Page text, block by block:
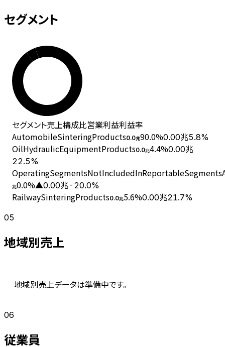
セグメント
セグメント売上構成比営業利益利益率
AutomobileSinteringProducts0.0兆90.0%0.00兆5.8%
OilHydraulicEquipmentProducts0.0兆4.4%0.00兆
22.5%
兆0.0%▲0.00兆-20.0%
RailwaySinteringProducts0.0兆5.6%0.00兆21.7%
05
地域別売上
地域別売上データは準備中です。
06
従業員